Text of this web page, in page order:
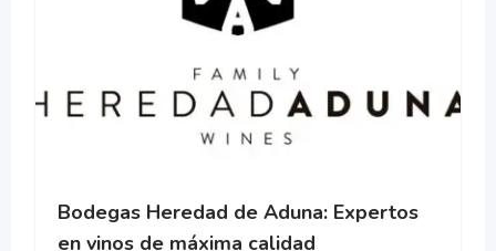
Bodegas Heredad de Aduna: Expertos
en vinos de máxima calidad